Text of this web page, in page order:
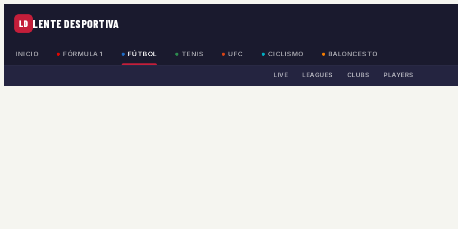
LD LENTE DESPORTIVA
INICIO FÓRMULA 1 FÚTBOL TENIS UFC CICLISMO BALONCESTO
LIVE LEAGUES CLUBS PLAYERS